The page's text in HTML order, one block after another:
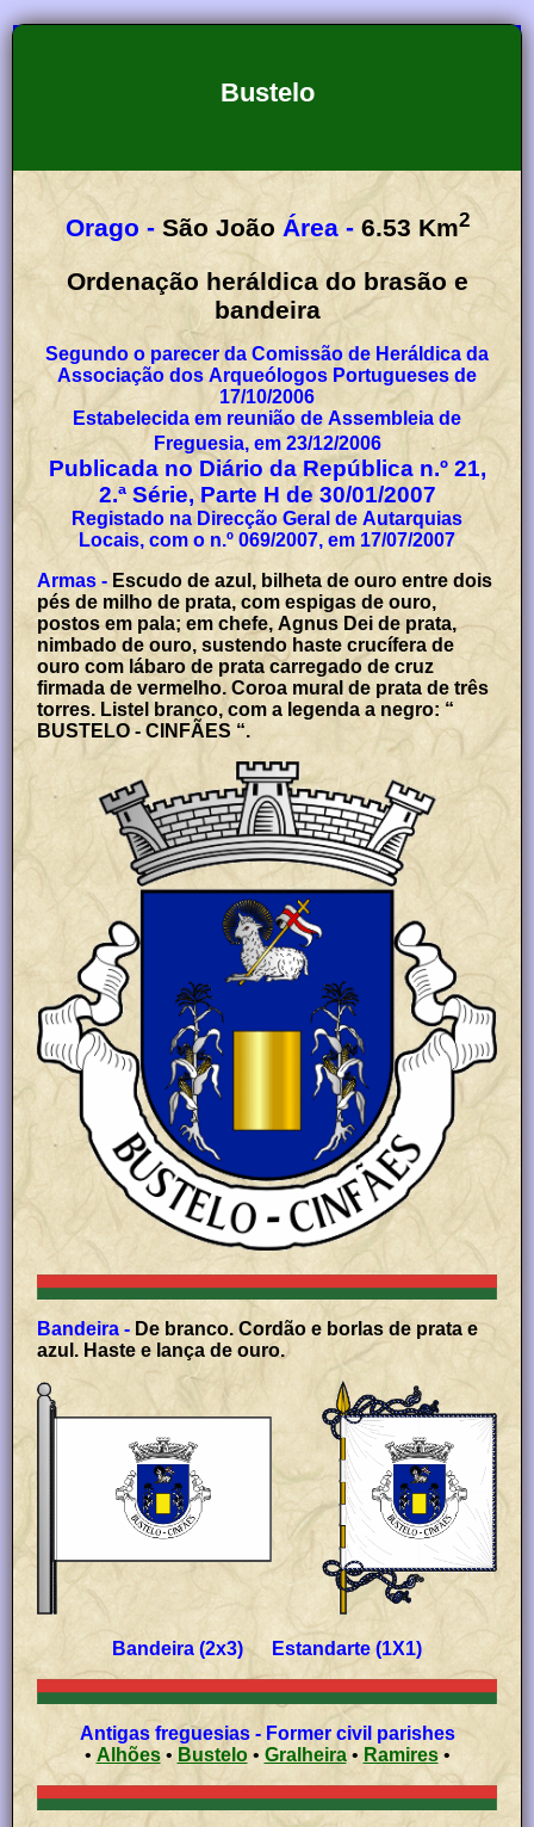
Bustelo
Orago - São João Área - 6.53 Km2
Ordenação heráldica do brasão e
bandeira
Segundo o parecer da Comissão de Heráldica da
Associação dos Arqueólogos Portugueses de
17/10/2006
Estabelecida em reunião de Assembleia de
Freguesia, em 23/12/2006
Publicada no Diário da República n.º 21,
2.ª Série, Parte H de 30/01/2007
Registado na Direcção Geral de Autarquias
Locais, com o n.º 069/2007, em 17/07/2007
Armas - Escudo de azul, bilheta de ouro entre dois
pés de milho de prata, com espigas de ouro,
postos em pala; em chefe, Agnus Dei de prata,
nimbado de ouro, sustendo haste crucífera de
ouro com lábaro de prata carregado de cruz
firmada de vermelho. Coroa mural de prata de três
torres. Listel branco, com a legenda a negro: “
BUSTELO - CINFÃES “.
Bandeira - De branco. Cordão e borlas de prata e
azul. Haste e lança de ouro.
Bandeira (2x3) Estandarte (1X1)
Antigas freguesias - Former civil parishes
• Alhões• Bustelo• Gralheira• Ramires•